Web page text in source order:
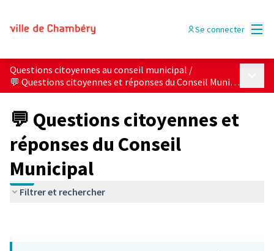
Se connecter
Questions citoyennes au conseil municipal /
💬 Questions citoyennes et réponses du Conseil Municipal
💬 Questions citoyennes et
réponses du Conseil
Municipal
Filtrer et rechercher